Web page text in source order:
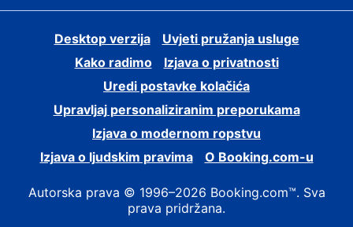
Desktop verzija
Uvjeti pružanja usluge
Kako radimo
Izjava o privatnosti
Uredi postavke kolačića
Upravljaj personaliziranim preporukama
Izjava o modernom ropstvu
Izjava o ljudskim pravima
O Booking.com-u
Autorska prava © 1996–2026 Booking.com™. Sva
prava pridržana.